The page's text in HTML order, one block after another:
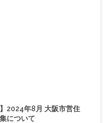
2024年8月 大阪市営住
について